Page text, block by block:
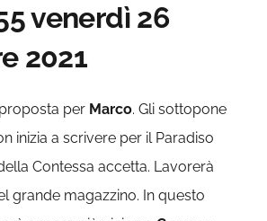
venerdì 26
2021
per Marco. Gli sottopone
inizia a scrivere per il Paradiso
Contessa accetta. Lavorerà
grande magazzino. In questo